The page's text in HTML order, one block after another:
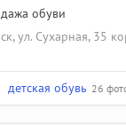
обуви
ул. Сухарная, 35
детская обувь 26